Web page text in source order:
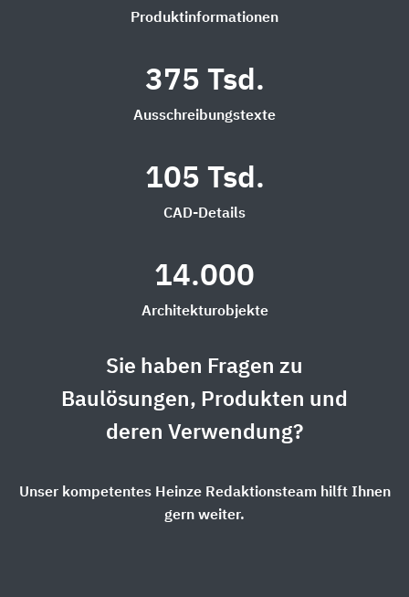
Produktinformationen
375 Tsd.
Ausschreibungstexte
105 Tsd.
CAD-Details
14.000
Architekturobjekte
Sie haben Fragen zu
Baulösungen, Produkten und
deren Verwendung?
Unser kompetentes Heinze Redaktionsteam hilft Ihnen
gern weiter.